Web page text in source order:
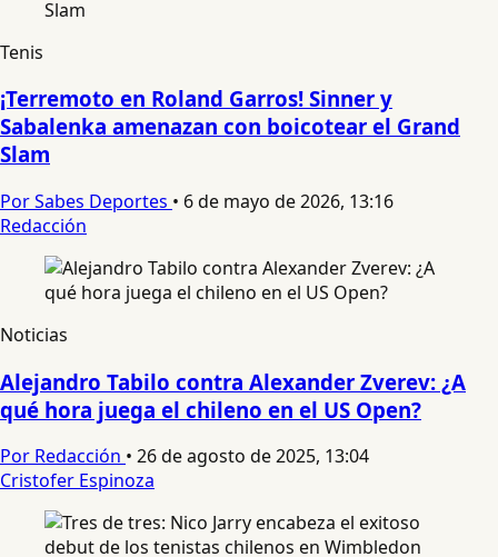
Tenis
¡Terremoto en Roland Garros! Sinner y
Sabalenka amenazan con boicotear el Grand
Slam
Por Sabes Deportes • 6 de mayo de 2026, 13:16
Redacción
Noticias
Alejandro Tabilo contra Alexander Zverev: ¿A
qué hora juega el chileno en el US Open?
Por Redacción • 26 de agosto de 2025, 13:04
Cristofer Espinoza